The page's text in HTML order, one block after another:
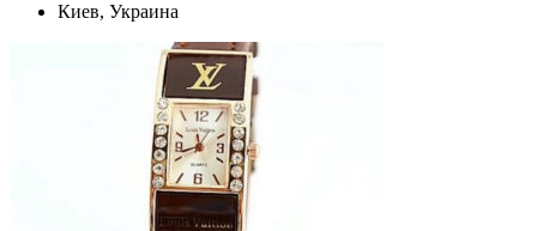
Киев, Украина